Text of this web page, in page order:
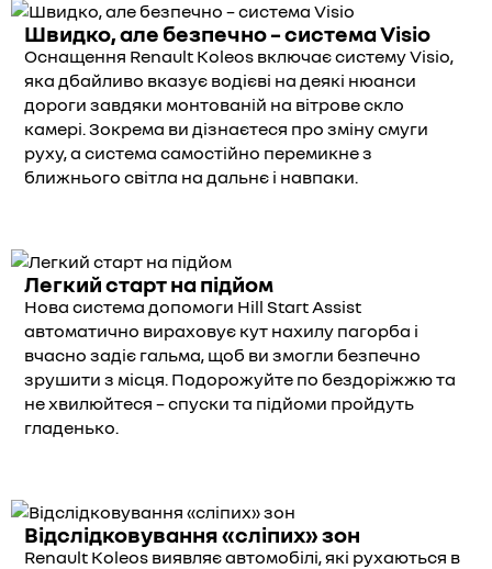
Швидко, але безпечно – система Visio
Оснащення Renault Koleos включає систему Visio,
яка дбайливо вказує водієві на деякі нюанси
дороги завдяки монтованій на вітрове скло
камері. Зокрема ви дізнаєтеся про зміну смуги
руху, а система самостійно перемикне з
ближнього світла на дальнє і навпаки.
Легкий старт на підйом
Нова система допомоги Hill Start Assist
автоматично вираховує кут нахилу пагорба і
вчасно задіє гальма, щоб ви змогли безпечно
зрушити з місця. Подорожуйте по бездоріжжю та
не хвилюйтеся – спуски та підйоми пройдуть
гладенько.
Відслідковування «сліпих» зон
Renault Koleos виявляє автомобілі, які рухаються в